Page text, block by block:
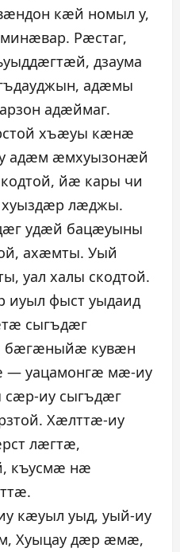
кæй номыл у,
Рæстаг,
дзаума
адæмы
адæймаг.
хъæуы кæнæ
адæм æмхуызонæй
йæ кары чи
лæджы.
удæй бацæуыны
ахæмты. Уый
уал халы скодтой.
фыст уыдаид
сыгъдæг
бæгæныйæ кувæн
— уацамонгæ мæ-иу
сæр-иу сыгъдæг
Хæлттæ-иу
лæгтæ,
къусмæ нæ
кæуыл уыд, уый-иу
Хуыцау дæр æмæ,